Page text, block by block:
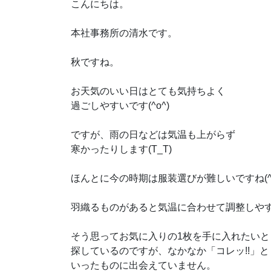
こんにちは。
本社事務所の清水です。
秋ですね。
お天気のいい日はとても気持ちよく
過ごしやすいです(^o^)
ですが、雨の日などは気温も上がらず
寒かったりします(T_T)
ほんとに今の時期は服装選びが難しいですね
羽織るものがあると気温に合わせて調整しや
そう思ってお気に入りの1枚を手に入れたいと
探しているのですが、なかなか「コレッ!!」と
いったものに出会えていません。